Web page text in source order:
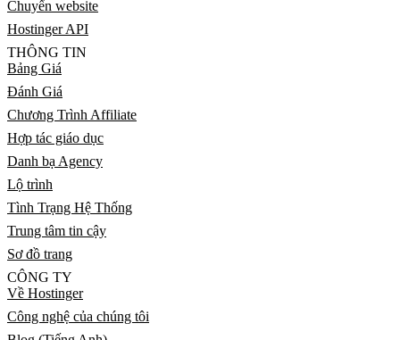
Chuyển website
Hostinger API
THÔNG TIN
Bảng Giá
Đánh Giá
Chương Trình Affiliate
Hợp tác giáo dục
Danh bạ Agency
Lộ trình
Tình Trạng Hệ Thống
Trung tâm tin cậy
Sơ đồ trang
CÔNG TY
Về Hostinger
Công nghệ của chúng tôi